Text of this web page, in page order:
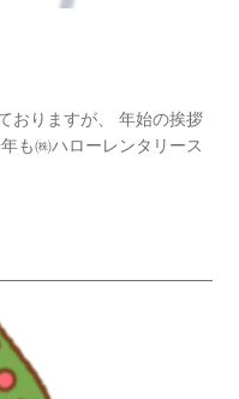
おりますが、 年始の挨拶
も㈱ハローレンタリース